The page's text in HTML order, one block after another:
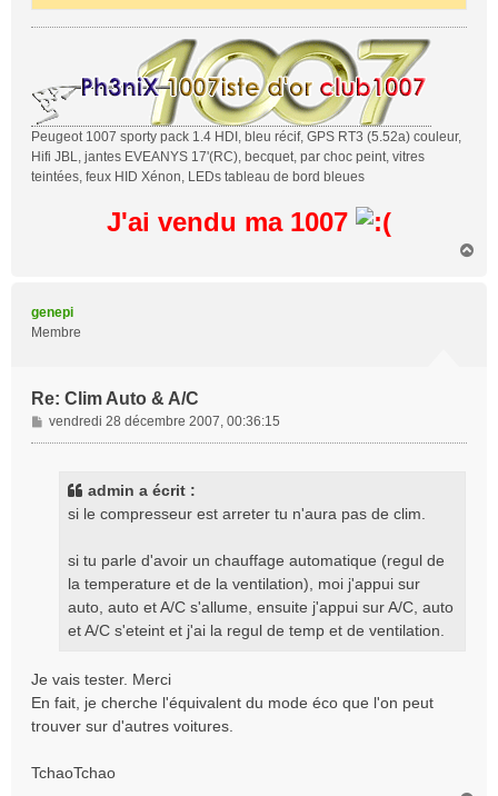
Peugeot 1007 sporty pack 1.4 HDI, bleu récif, GPS RT3 (5.52a) couleur,
Hifi JBL, jantes EVEANYS 17'(RC), becquet, par choc peint, vitres
teintées, feux HID Xénon, LEDs tableau de bord bleues
J'ai vendu ma 1007
genepi
Membre
Re: Clim Auto & A/C
M
e
vendredi 28 décembre 2007, 00:36:15
admin a écrit :
si le compresseur est arreter tu n'aura pas de clim.
si tu parle d'avoir un chauffage automatique (regul de
la temperature et de la ventilation), moi j'appui sur
auto, auto et A/C s'allume, ensuite j'appui sur A/C, auto
et A/C s'eteint et j'ai la regul de temp et de ventilation.
Je vais tester. Merci
En fait, je cherche l'équivalent du mode éco que l'on peut
trouver sur d'autres voitures.
TchaoTchao